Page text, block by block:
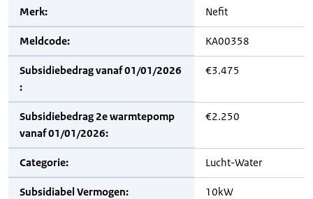
Merk: Nefit
Meldcode: KA00358
Subsidiebedrag vanaf 01/01/2026
:
€3.475
Subsidiebedrag 2e warmtepomp
vanaf 01/01/2026:
€2.250
Categorie: Lucht-Water
Subsidiabel Vermogen: 10kW